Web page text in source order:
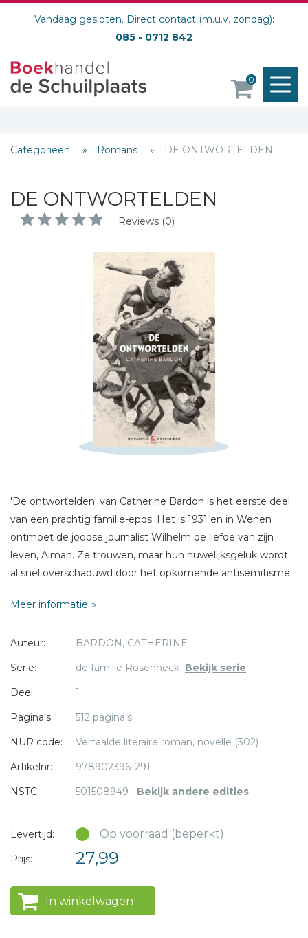
Vandaag gesloten. Direct contact (m.u.v. zondag):
085 - 0712 842
0
Categorieën Romans DE ONTWORTELDEN
DE ONTWORTELDEN
Reviews (0)
'De ontwortelden' van Catherine Bardon is het eerste deel
van een prachtig familie-epos. Het is 1931 en in Wenen
ontmoet de joodse journalist Wilhelm de liefde van zijn
leven, Almah. Ze trouwen, maar hun huwelijksgeluk wordt
al snel overschaduwd door het opkomende antisemitisme.
Maar er is een manier om hieraan te ontsnappen: met een
arbeid. In de tropische jungle, ver van hun comfortabele
intellectuele leven in Oostenrijk, moeten Wilhelm en Almah
'De ontwortelden' is het niet eerder vertelde verhaal van
Meer informatie
Auteur:
BARDON, CATHERINE
Serie:
de familie Rosenheck Bekijk serie
Deel:
1
Pagina's:
512 pagina's
NUR code:
Vertaalde literaire roman, novelle (302)
Artikelnr:
9789023961291
NSTC:
501508949 Bekijk andere edities
Levertijd: Op voorraad (beperkt)
Prijs: 27,99
In winkelwagen
Schrijf hieronder je review!
E-mail *
Titel *
Bericht *
* = verplicht